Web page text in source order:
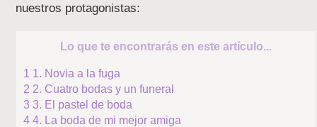
nuestros protagonistas:
Lo que te encontrarás en este artículo...
1 1. Novia a la fuga
2 2. Cuatro bodas y un funeral
3 3. El pastel de boda
4 4. La boda de mi mejor amiga